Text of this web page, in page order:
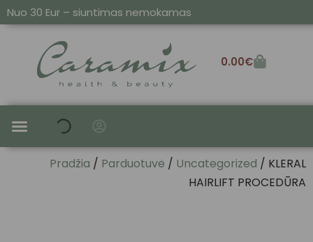
Nuo 30 Eur – siuntimas nemokamas
0.00€
Pradžia / Parduotuvė / Uncategorized / KLERAL
HAIRLIFT PROCEDŪRA